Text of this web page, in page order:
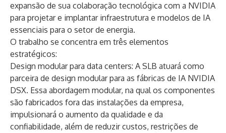
expansão de sua colaboração tecnológica com a NVIDIA
para projetar e implantar infraestrutura e modelos de IA
essenciais para o setor de energia.
O trabalho se concentra em três elementos
estratégicos:
Design modular para data centers: A SLB atuará como
parceira de design modular para as fábricas de IA NVIDIA
DSX. Essa abordagem modular, na qual os componentes
são fabricados fora das instalações da empresa,
impulsionará o aumento da qualidade e da
confiabilidade, além de reduzir custos, restrições de